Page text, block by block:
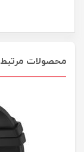
محصولات مرتبط